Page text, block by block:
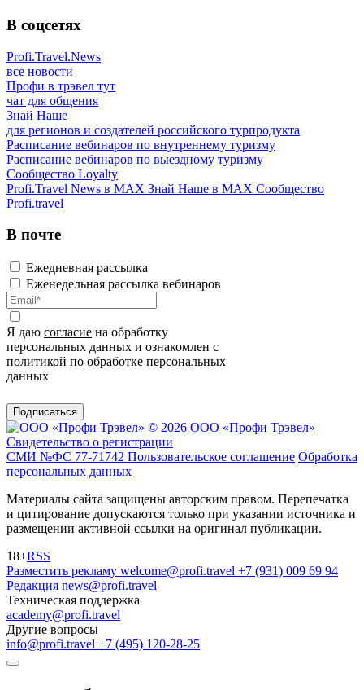
В соцсетях
Profi.Travel.News
все новости
Профи в трэвел тут
чат для общения
Знай Наше
для регионов и создателей российского турпродукта
Расписание вебинаров по внутреннему туризму
Расписание вебинаров по выездному туризму
Сообщество Loyalty
Profi.Travel News в MAX Знай Наше в MAX Сообщество
Profi.travel
В почте
Ежедневная рассылка
Еженедельная рассылка вебинаров
Я даю согласие на обработку
персональных данных и ознакомлен с
политикой по обработке персональных
данных
Подписаться
© 2026 ООО «Профи Трэвeл»
Свидетельство о регистрации
СМИ №ФС 77-71742 Пользовательское соглашение Обработка
персональных данных
Материалы сайта защищены авторским правом. Перепечатка
и цитирование допускаются только при указании источника и
размещении активной ссылки на оригинал публикации.
18+RSS
Разместить рекламу welcome@profi.travel +7 (931) 009 69 94
Редакция news@profi.travel
Техническая поддержка
academy@profi.travel
Другие вопросы
info@profi.travel +7 (495) 120-28-25